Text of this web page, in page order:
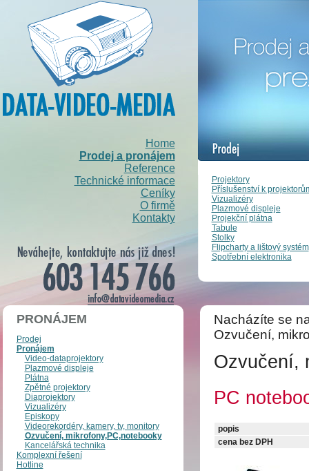
Home
Prodej a pronájem
Reference
Technické informace
Ceníky
O firmě
Kontakty
Projektory
Příslušenství k
Vizualizéry
Plazmové displeje
Projekční plátna
Tabule
Stolky
Flipcharty a lištový systém
Spotřební elektronika
PRONÁJEM
Prodej
Pronájem
Video-dataprojektory
Plazmové displeje
Plátna
Zpětné projektory
Diaprojektory
Vizualizéry
Episkopy
Videorekordéry, kamery, tv, monitory
Ozvučení, mikrofony,PC,notebooky
Kancelářská technika
Komplexní řešení
Hotline
Nacházíte se
Ozvučení,
Ozvučení,
PC
popis
cena bez DPH